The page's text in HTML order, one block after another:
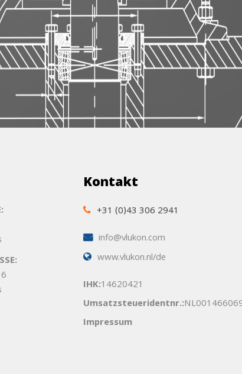
Kontakt
+31 (0)43 306 2941
info@vlukon.com
www.vlukon.nl/de
IHK:14620421
Umsatzsteueridentnr.:
Impressum